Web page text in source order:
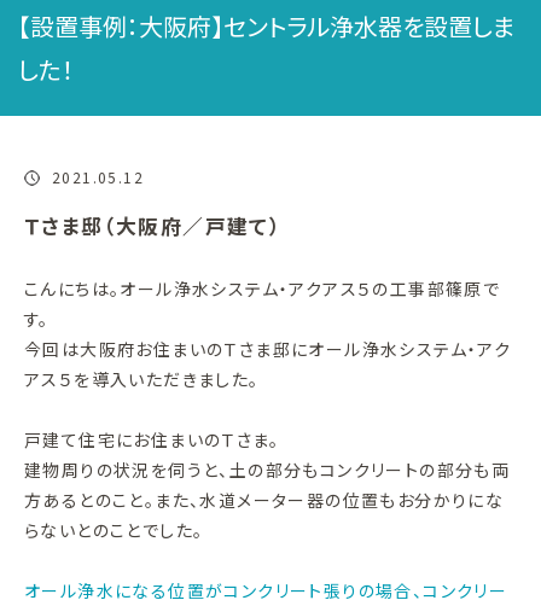
【設置事例：大阪府】セントラル浄水器を設置しま
した！
2021.05.12
Ｔさま邸（大阪府／戸建て）
こんにちは。オール浄水システム・アクアス５の工事部篠原で
す。
今回は大阪府お住まいのＴさま邸にオール浄水システム・アク
アス５を導入いただきました。
戸建て住宅にお住まいのＴさま。
建物周りの状況を伺うと、土の部分もコンクリートの部分も両
方あるとのこと。また、水道メーター器の位置もお分かりにな
らないとのことでした。
オール浄水になる位置がコンクリート張りの場合、コンクリー